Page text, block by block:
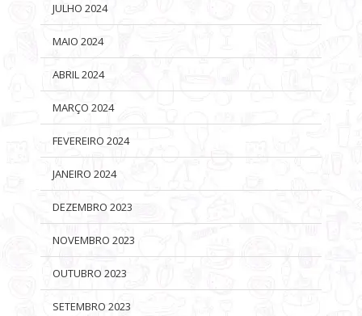
JULHO 2024
MAIO 2024
ABRIL 2024
MARÇO 2024
FEVEREIRO 2024
JANEIRO 2024
DEZEMBRO 2023
NOVEMBRO 2023
OUTUBRO 2023
SETEMBRO 2023